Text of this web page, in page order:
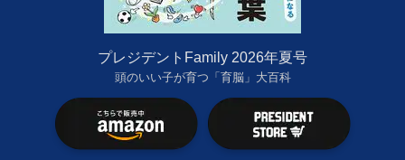
プレジデントFamily 2026年夏号
頭のいい子が育つ「育脳」大百科